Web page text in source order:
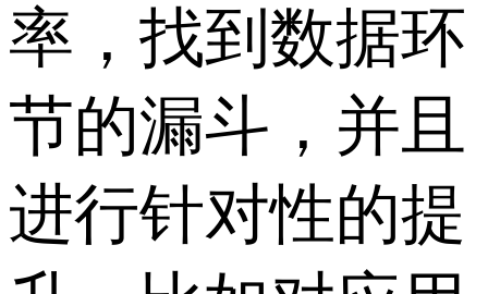
率，找到数据环
节的漏斗，并且
进行针对性的提